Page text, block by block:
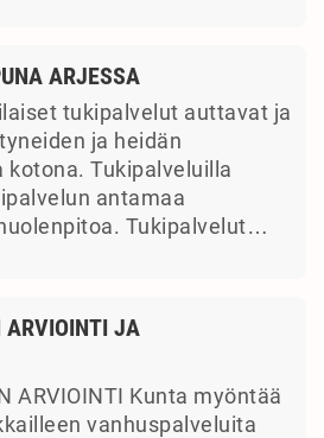
ARJESSA
tukipalvelut auttavat ja
ja heidän
kotona. Tukipalveluilla
antamaa
Tukipalvelut…
ARVIOINTI JA
ARVIOINTI Kunta myöntää
vanhuspalveluita